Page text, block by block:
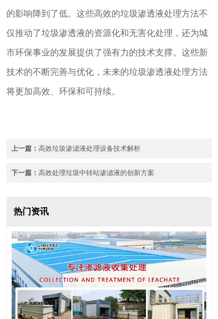
的影响降到了低。这些高效的垃圾渗透液处理方法不
仅推动了垃圾渗透液的资源化和无害化处理，还为城
市环保事业的发展提供了强有力的技术支撑。这些新
技术的不断完善与优化，未来的垃圾渗透液处理方法
将更加高效、环保和可持续。
上一篇：高效垃圾渗滤液处理设备技术解析
下一篇：高效处理垃圾中转站渗滤液的创新方案
热门资讯